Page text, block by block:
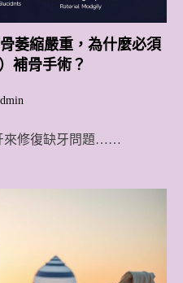
萎縮嚴重，為什麼必須
補骨手術？
來修復缺牙問題……